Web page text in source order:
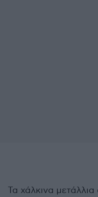
Τα χάλκινα